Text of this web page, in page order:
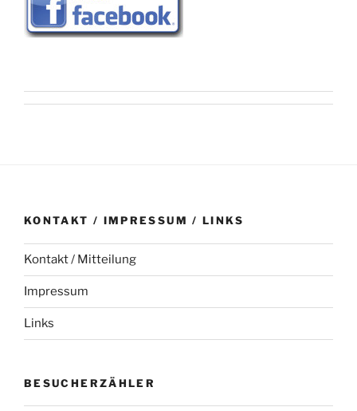
KONTAKT / IMPRESSUM / LINKS
Kontakt / Mitteilung
Impressum
Links
BESUCHERZÄHLER